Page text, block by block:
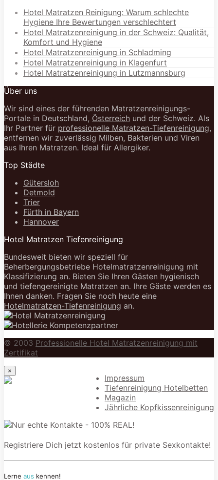
Hotel Matratzen Reinigung: Warum schlechte
Hygiene Ihre Bewertungen verschlechtert
Hotel Matratzenreinigung in der Schweiz: Qualität,
Komfort und Hygiene
Hotel Matratzenreinigung in Schladming
Hotel Matratzenreinigung in Klagenfurt
Hotel Matratzenreinigung in Lutzmannsburg
Über uns
Wir sind eines der führenden Matratzenreinigungs-
Portale in Deutschland, Österreich und der Schweiz. Als
Ihr Partner für professionelle Matratzen-Tiefenreinigung,
entfernen wir zuverlässig Milben, Bakterien und Viren
aus Ihren Matratzen. Ideal für Allergiker.
Top Städte
Gütersloh
Detmold
Trier
Fürth in Bayern
Hannover
Hotel Matratzen Tiefenreinigung
Bundesweit bieten wir speziell für
Beherbergungsbetriebe Hotelmatratzenreinigung mit
Klassifizierung an. Bieten Sie Ihren Gästen hygienisch
und tiefengereinigte Matratzen an. Ihre Gäste werden es
Ihnen danken. Fragen Sie noch heute eine
Hotelmatratzen-Tiefenreinigung an.
© 2003 Professionelle Hotel Matratzenreinigung mit
Zertifikat
Impressum
Tiefenreinigung Hotelbetten
Magazin
Jährliche Kopfkissenreinigung
×
Registriere Dich jetzt kostenlos für private Sexkontakte!
Lerne aus kennen!